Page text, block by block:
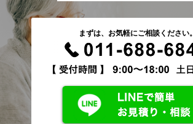
まずは、お気軽にご相談ください。